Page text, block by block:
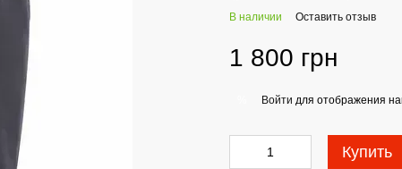
В наличии Оставить отзыв
1 800 грн
Войти для отображения
Купить